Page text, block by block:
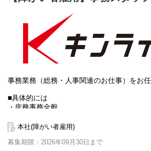
会社が掛金を拠出し、希望に応じて本人も
制度です。
お客さまへのサービスの向上に取り組んで
し、美容・理容およびスポーツジム等のサ
にかかった費用の半額を会社が負担いたし
万円/月）。
■企業型確定拠出金制度
とした「確定拠出年金制度（企業型DC）」
員も掛金を拠出し運用して資産形成を図る制
【仕事内容】
今回募集のドライバー職は、当社で取り扱っ
キュートを各拠点にルート配送をするお仕事
事務業務（総務・人事関連のお仕事）をお
■具体的には
・庶務事務全般
・備品等の補充作業等
・社内清掃
・その他ご経験により判断
本社(障がい者雇用)
募集期限：2026年09月30日まで